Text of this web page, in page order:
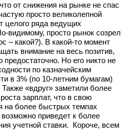
от снижения на рынке не спас
просто великолепной
целого ряда ведущих
видимому, просто рынок созрел
– какой?). В какой-то момент
внимание на весь позитив,
предостаточно. Но его никто не
по казначейским
в 3% (по 10-летним бумагам)
«вдруг» заметили более
зарплат, что в свою
на более быстрых темпах
приведет к более
учетной ставки. Короче, всем